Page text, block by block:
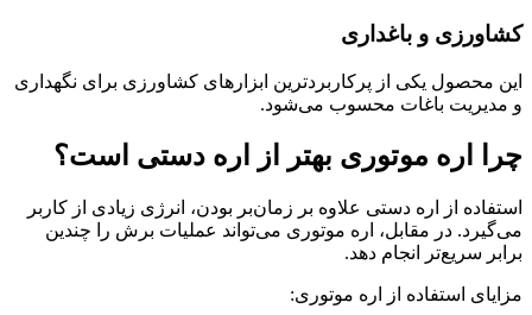
کشاورزی و باغداری
این محصول یکی از پرکاربردترین ابزارهای کشاورزی برای نگهداری
و مدیریت باغات محسوب می‌شود.
چرا اره موتوری بهتر از اره دستی است؟
استفاده از اره دستی علاوه بر زمان‌بر بودن، انرژی زیادی از کاربر
می‌گیرد. در مقابل، اره موتوری می‌تواند عملیات برش را چندین
برابر سریع‌تر انجام دهد.
مزایای استفاده از اره موتوری: